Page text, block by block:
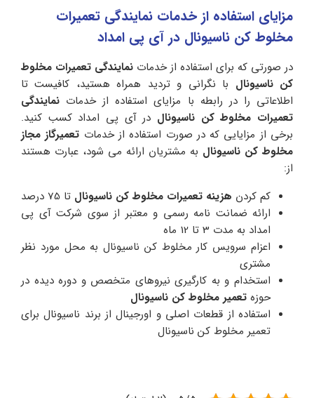
مزایای استفاده از خدمات نمایندگی تعمیرات
مخلوط کن ناسیونال در آی پی امداد
در صورتی که برای استفاده از خدمات نمایندگی تعمیرات مخلوط
کن ناسیونال با نگرانی و تردید همراه هستید، کافیست تا
اطلاعاتی را در رابطه با مزایای استفاده از خدمات نمایندگی
تعمیرات مخلوط کن ناسیونال در آی پی امداد کسب کنید.
برخی از مزایایی که در صورت استفاده از خدمات تعمیرگاز مجاز
مخلوط کن ناسیونال به مشتریان ارائه می شود، عبارت هستند
از:
کم کردن هزینه تعمیرات مخلوط کن ناسیونال تا 75 درصد
ارائه ضمانت نامه رسمی و معتبر از سوی شرکت آی پی
امداد به مدت 3 تا 12 ماه
اعزام سرویس کار مخلوط کن ناسیونال به محل مورد نظر
مشتری
استخدام و به کارگیری نیروهای متخصص و دوره دیده در
حوزه تعمیر مخلوط کن ناسیونال
استفاده از قطعات اصلی و اورجینال از برند ناسیونال برای
تعمیر مخلوط کن ناسیونال